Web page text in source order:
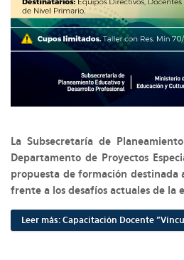
La Subsecretaría de
Departamento de Proyectos
propuesta de formación
frente a los desafíos actuales de la
Leer más: Capacitación Docente